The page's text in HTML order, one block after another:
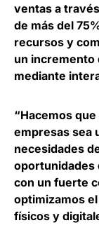
ventas a
de más del
recursos y
un incremento
mediante
“Hacemos
empresas sea
necesidades
oportunidades
con un fuerte
optimizamos
físicos y